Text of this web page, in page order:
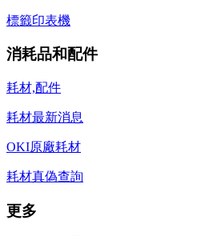
標籤印表機
消耗品和配件
耗材,配件
耗材最新消息
OKI原廠耗材
耗材真偽查詢
更多